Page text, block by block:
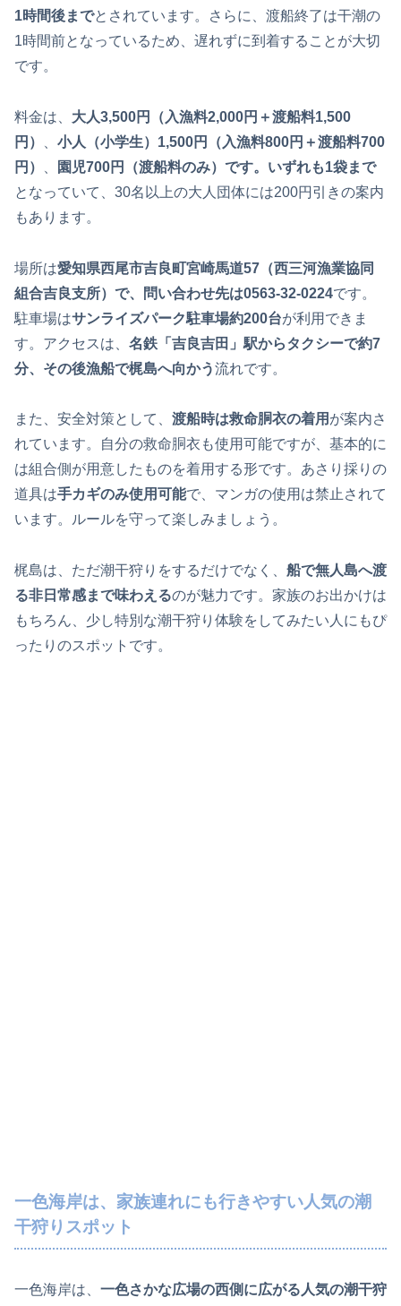
1時間後までとされています。さらに、渡船終了は干潮の
1時間前となっているため、遅れずに到着することが大切
です。
料金は、 大人3,500円（入漁料2,000円＋渡船料1,500
円）
小人（小学生）1,500円（入漁料800円＋渡船料700
円）
園児700円（渡船料のみ）です。いずれも1袋まで
となっていて、30名以上の大人団体には200円引きの案内
もあります。
場所は愛知県西尾市吉良町宮崎馬道57（西三河漁業協同
組合吉良支所）で、問い合わせ先は0563-32-0224です。
駐車場はサンライズパーク駐車場約200台が利用できま
す。アクセスは、 名鉄「吉良吉田」駅からタクシーで約7
分、その後漁船で梶島へ向かう流れです。
また、安全対策として、 渡船時は救命胴衣の着用 が案内さ
れています。自分の救命胴衣も使用可能ですが、基本的に
は組合側が用意したものを着用する形です。あさり採りの
道具は手カギのみ使用可能で、マンガの使用は禁止されて
います。ルールを守って楽しみましょう。
梶島は、ただ潮干狩りをするだけでなく、 船で無人島へ渡
る非日常感まで味わえるのが魅力です。家族のお出かけは
もちろん、少し特別な潮干狩り体験をしてみたい人にもぴ
ったりのスポットです。
一色海岸は、家族連れにも行きやすい人気の潮
干狩りスポット
一色海岸は、 一色さかな広場の西側に広がる人気の潮干狩